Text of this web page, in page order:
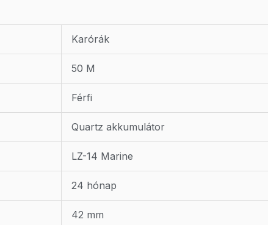
Karórák
50 M
Férfi
Quartz akkumulátor
LZ-14 Marine
24 hónap
42 mm